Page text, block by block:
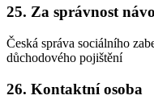
25. Za správnost
Česká správa sociálního
důchodového pojištění
26. Kontaktní osoba